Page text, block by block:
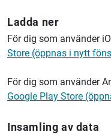
Ladda ner
För dig som använder
Store (öppnas i nytt
För dig som använder
Google Play Store
Insamling av data